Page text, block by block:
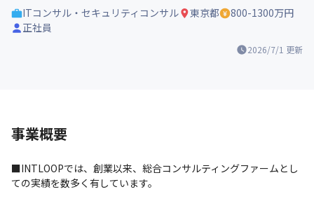
2026/7/1 更新
ITコンサル・セキュリティコンサル 東京都
800-1300万円
正社員
事業概要
■INTLOOPでは、創業以来、総合コンサルティングファームとし
ての実績を数多く有しています。